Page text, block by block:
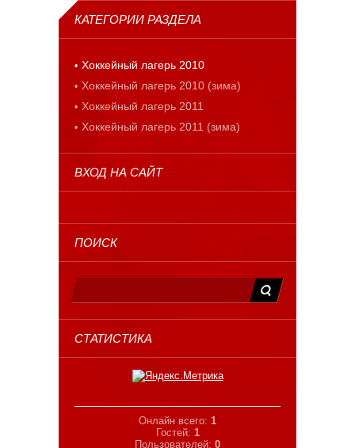
КАТЕГОРИИ РАЗДЕЛА
Хоккейный лагерь 2010
Хоккейный лагерь 2010 (зима)
Хоккейный лагерь 2011
Хоккейный лагерь 2011 (зима)
ВХОД НА САЙТ
ПОИСК
СТАТИСТИКА
Онлайн всего: 1
Гостей: 1
Пользователей: 0